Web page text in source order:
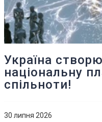
Україна
національну
спільноти!
30 липня 2026